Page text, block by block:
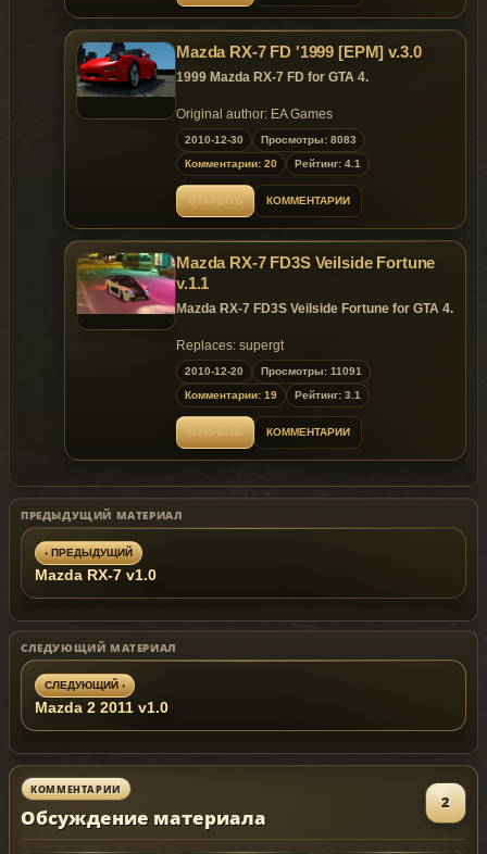
Mazda RX-7 FD '1999 [EPM] v.3.0
1999 Mazda RX-7 FD for GTA 4.
Original author: EA Games
Converted by: Monster875
Handling by: Killatomate
3D badges by: King George
Texture editing by: Dr.Shock
EPM by: Kotton and Threepwood
Replaces: sultan
2010-12-30
Просмотры: 8083
Комментарии: 20
Рейтинг: 4.1
КОММЕНТАРИИ
Mazda RX-7 FD3S Veilside Fortune
v.1.1
Mazda RX-7 FD3S Veilside Fortune for GTA 4.
Replaces: supergt
2010-12-20
Просмотры: 11091
Комментарии: 19
Рейтинг: 3.1
КОММЕНТАРИИ
ПРЕДЫДУЩИЙ МАТЕРИАЛ
‹ ПРЕДЫДУЩИЙ
Mazda RX-7 v1.0
СЛЕДУЮЩИЙ МАТЕРИАЛ
СЛЕДУЮЩИЙ ›
Mazda 2 2011 v1.0
КОММЕНТАРИИ
Обсуждение материала
2